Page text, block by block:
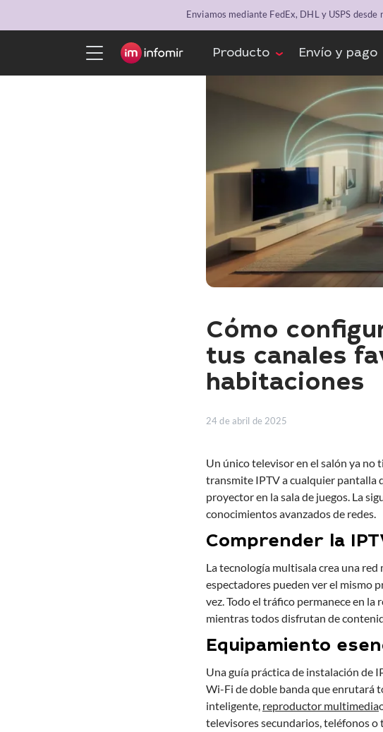
Enviamos mediante FedEx, DHL y USPS
Producto Envío y pago
Cómo
tus canales
habitaciones
24 de abril de 2025
Un único televisor en el salón ya
transmite IPTV a cualquier pantalla
proyector en la sala de juegos. La
conocimientos avanzados de redes.
Comprender la
La tecnología multisala crea una
espectadores pueden ver el mismo
vez. Todo el tráfico permanece en
mientras todos disfrutan de
Equipamiento
Una guía práctica de instalación de
Wi-Fi de doble banda que enrutará
inteligente, reproductor multimedia
televisores secundarios, teléfonos o